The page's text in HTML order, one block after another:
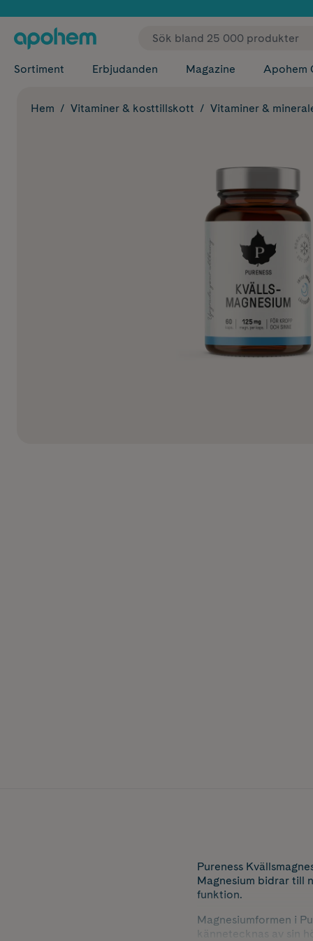
✓ Fri
Sortiment Erbjudanden Magazine Apohem
Hem Vitaminer & kosttillskott Vitaminer &
Pureness
Magnesium bidrar till
funktion.
Magnesiumformen i
kännetecknas av sin